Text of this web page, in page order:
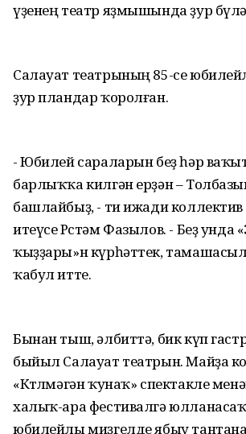
үҙенең театр яҙмышында ҙур
Салауат театрының 85-се
ҙур пландар ҡоролған.
- Юбилей сараларын беҙ һәр
барлыҡҡа килгән ерҙән –
башлайбыҙ, - ти ижади
итеүсе Рөстәм Фазылов. - Беҙ унда
ҡыҙҙары»н күрһәттек,
ҡабул итте.
Бынан тыш, әлбиттә, бик күп
быйыл Салауат театрын. Майҙа
«Көтөлмәгән ҡунаҡ» спектакле
халыҡ-ара фестивалгә
юбилейлы миҙгелде ябыу